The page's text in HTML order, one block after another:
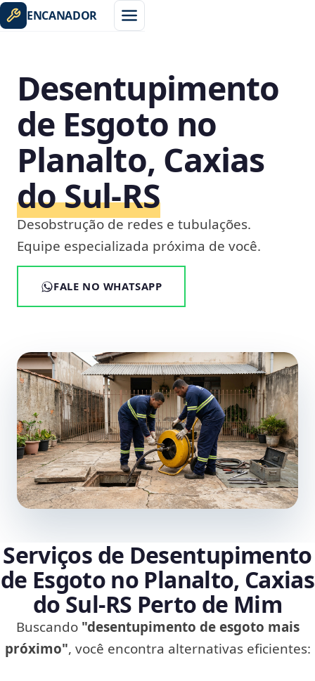
ENCANADOR
Desentupimento
de Esgoto no
Planalto, Caxias
do Sul‑RS
Desobstrução de redes e tubulações.
Equipe especializada próxima de você.
FALE NO WHATSAPP
Serviços de Desentupimento
de Esgoto no Planalto, Caxias
do Sul‑RS Perto de Mim
Buscando "desentupimento de esgoto mais
próximo", você encontra alternativas eficientes: